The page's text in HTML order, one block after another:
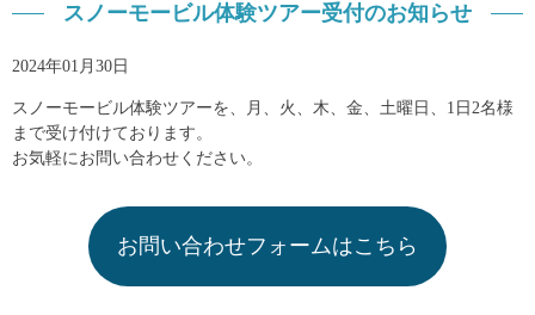
スノーモービル体験ツアー受付のお知らせ
2024年01月30日
スノーモービル体験ツアーを、月、火、木、金、土曜日、1日2名様
まで受け付けております。
お気軽にお問い合わせください。
お問い合わせフォームはこちら